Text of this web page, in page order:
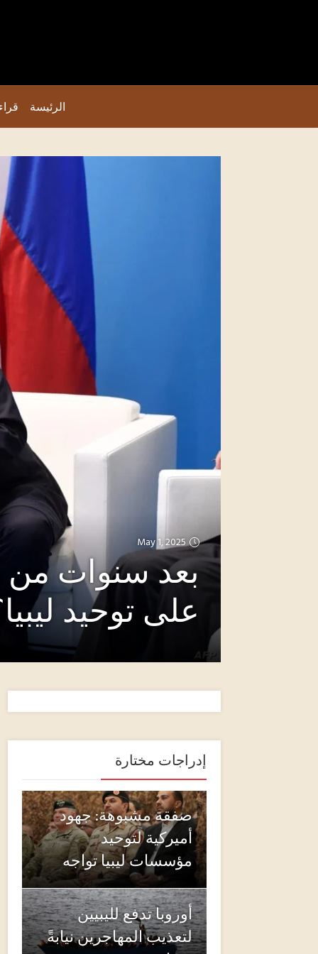
الرئيسة
May 1, 2025
بعد سنوات من
على توحيد
إدراجات مختارة
صفقة مشبوهة: جهود
أميركية لتوحيد
مؤسسات ليبيا تواجه
أوروبا تدفع لليبيين
لتعذيب المهاجرين نيابةً